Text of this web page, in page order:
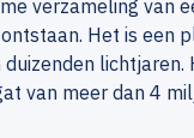
verzameling van
Het is een
van meer dan 4